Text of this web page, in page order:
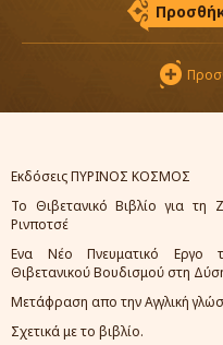
Εκδόσεις ΠΥΡΙΝΟΣ ΚΟΣΜΟΣ
Το Θιβετανικό Βιβλίο για
Ρινποτσέ
Ενα Νέο Πνευματικό Εργο
Θιβετανικού Βουδισμού στη
Μετάφραση απο την Αγγλική
Σχετικά με το βιβλίο.